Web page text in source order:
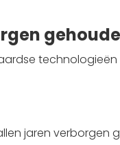
jaren verborgen